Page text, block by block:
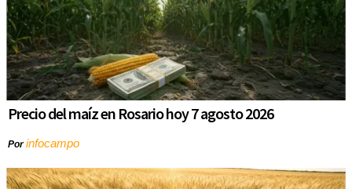
Precio del maíz en Rosario hoy 7 agosto 2026
Porinfocampo